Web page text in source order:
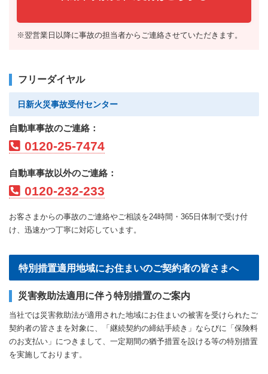
※翌営業日以降に事故の担当者からご連絡させていただきます。
フリーダイヤル
日新火災事故受付センター
自動車事故のご連絡：
0120-25-7474
自動車事故以外のご連絡：
0120-232-233
お客さまからの事故のご連絡やご相談を24時間・365日体制で受け付
け、迅速かつ丁寧に対応しています。
特別措置適用地域にお住まいのご契約者の皆さまへ
災害救助法適用に伴う特別措置のご案内
当社では災害救助法が適用された地域にお住まいの被害を受けられたご
契約者の皆さまを対象に、「継続契約の締結手続き」ならびに「保険料
のお支払い」につきまして、一定期間の猶予措置を設ける等の特別措置
を実施しております。